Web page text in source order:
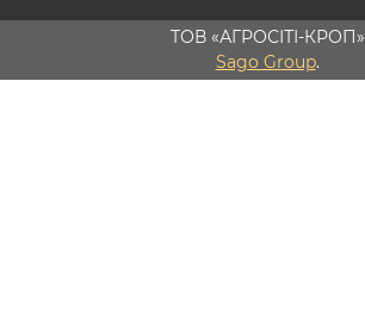
ТОВ «АГРОСІТІ-КРОП»
Sago Group.